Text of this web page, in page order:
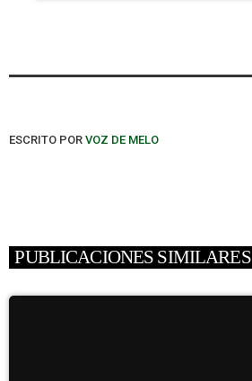
ESCRITO POR VOZ DE MELO
PUBLICACIONES SIMILARES